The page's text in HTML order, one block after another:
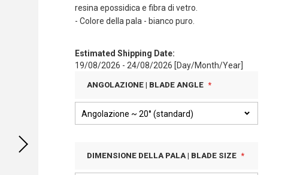
resina epossidica e fibra di vetro.
- Colore della pala - bianco puro.
Estimated Shipping Date:
19/08/2026 - 24/08/2026 [Day/Month/Year]
ANGOLAZIONE | BLADE ANGLE
DIMENSIONE DELLA PALA | BLADE SIZE